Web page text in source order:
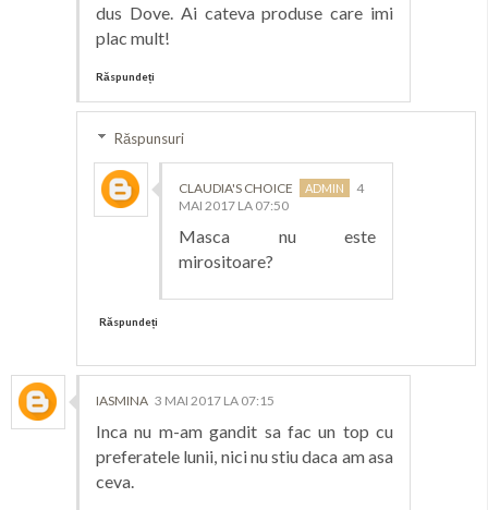
dus Dove. Ai cateva produse care imi
plac mult!
Răspundeți
Răspunsuri
CLAUDIA'S CHOICE
4
MAI 2017 LA 07:50
Masca nu este
mirositoare?
Răspundeți
IASMINA 3 MAI 2017 LA 07:15
Inca nu m-am gandit sa fac un top cu
preferatele lunii, nici nu stiu daca am asa
ceva.